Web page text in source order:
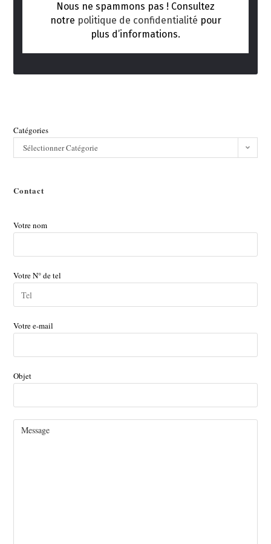
Nous ne spammons pas ! Consultez
notre politique de confidentialité pour
plus d’informations.
Catégories
Sélectionner Catégorie
Contact
Votre nom
Votre N° de tel
Votre e-mail
Objet